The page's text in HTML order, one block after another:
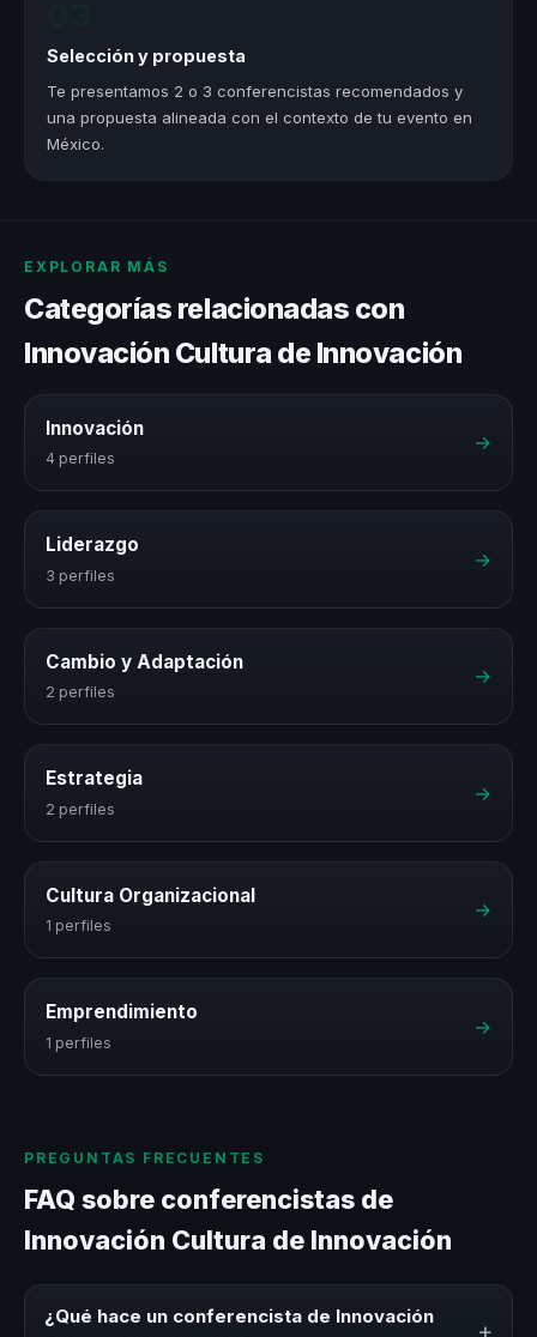
Selección y propuesta
Te presentamos 2 o 3 conferencistas recomendados y
una propuesta alineada con el contexto de tu evento en
México.
EXPLORAR MÁS
Categorías relacionadas con
Innovación Cultura de Innovación
Innovación
4 perfiles
→
Liderazgo
3 perfiles
→
Cambio y Adaptación
2 perfiles
→
Estrategia
2 perfiles
→
Cultura Organizacional
1 perfiles
→
Emprendimiento
1 perfiles
→
PREGUNTAS FRECUENTES
FAQ sobre conferencistas de
Innovación Cultura de Innovación
¿Qué hace un conferencista de Innovación